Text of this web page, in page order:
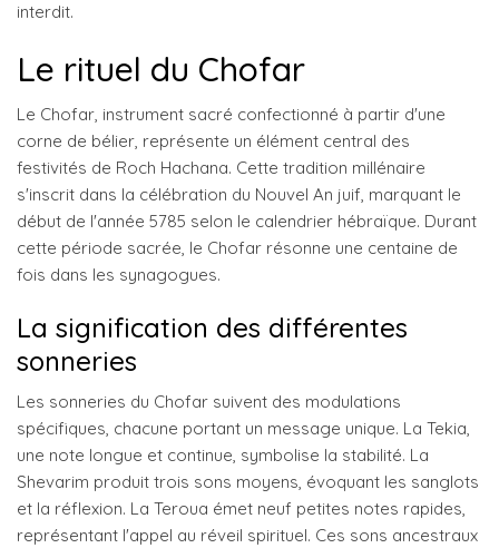
interdit.
Le rituel du Chofar
Le Chofar, instrument sacré confectionné à partir d'une
corne de bélier, représente un élément central des
festivités de Roch Hachana. Cette tradition millénaire
s'inscrit dans la célébration du Nouvel An juif, marquant le
début de l'année 5785 selon le calendrier hébraïque. Durant
cette période sacrée, le Chofar résonne une centaine de
fois dans les synagogues.
La signification des différentes
sonneries
Les sonneries du Chofar suivent des modulations
spécifiques, chacune portant un message unique. La Tekia,
une note longue et continue, symbolise la stabilité. La
Shevarim produit trois sons moyens, évoquant les sanglots
et la réflexion. La Teroua émet neuf petites notes rapides,
représentant l'appel au réveil spirituel. Ces sons ancestraux